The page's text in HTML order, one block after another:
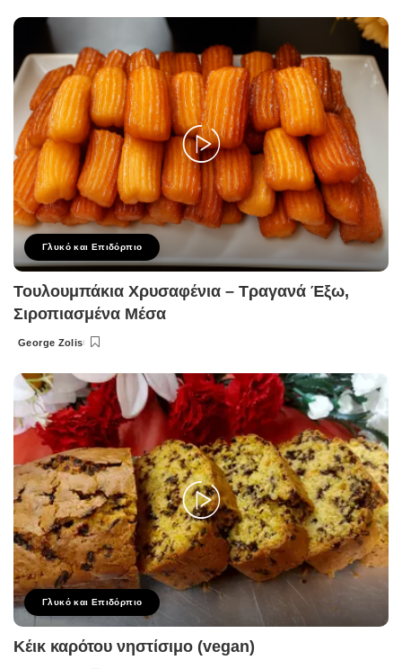
Γλυκό και Επιδόρπιο
Τουλουμπάκια Χρυσαφένια – Τραγανά Έξω,
Σιροπιασμένα Μέσα
Posted
George Zolis
Γλυκό και Επιδόρπιο
Κέικ καρότου νηστίσιμο (vegan)